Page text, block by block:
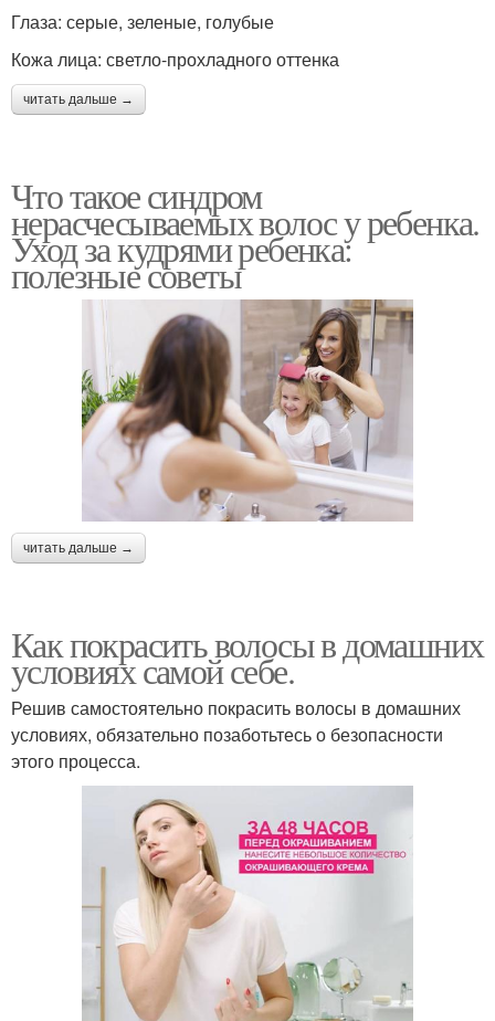
Глаза: серые, зеленые, голубые
Кожа лица: светло-прохладного оттенка
читать дальше →
Что такое синдром
нерасчесываемых волос у ребенка.
Уход за кудрями ребенка:
полезные советы
читать дальше →
Как покрасить волосы в домашних
условиях самой себе.
Решив самостоятельно покрасить волосы в домашних
условиях, обязательно позаботьтесь о безопасности
этого процесса.